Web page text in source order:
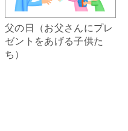
父の日（お父さんにプレ
ゼントをあげる子供た
ち）